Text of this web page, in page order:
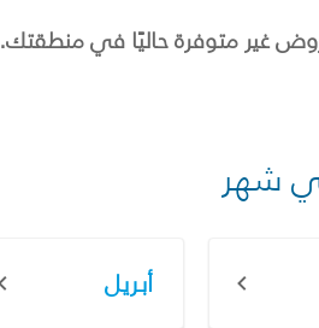
غير متوفرة حاليًا في منطقتك.
شهر
أبريل